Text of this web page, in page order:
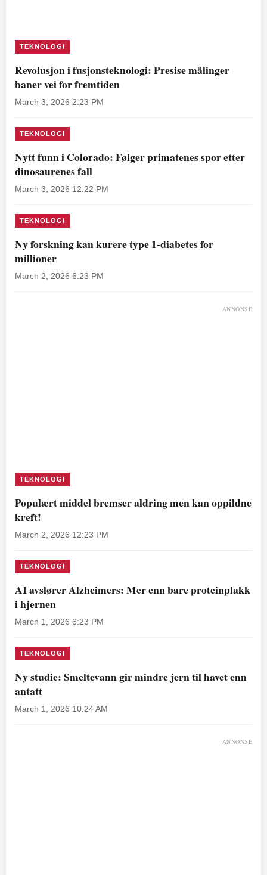
TEKNOLOGI
Revolusjon i fusjonsteknologi: Presise målinger
baner vei for fremtiden
March 3, 2026 2:23 PM
TEKNOLOGI
Nytt funn i Colorado: Følger primatenes spor etter
dinosaurenes fall
March 3, 2026 12:22 PM
TEKNOLOGI
Ny forskning kan kurere type 1-diabetes for
millioner
March 2, 2026 6:23 PM
ANNONSE
TEKNOLOGI
Populært middel bremser aldring men kan oppildne
kreft!
March 2, 2026 12:23 PM
TEKNOLOGI
AI avslører Alzheimers: Mer enn bare proteinplakk
i hjernen
March 1, 2026 6:23 PM
TEKNOLOGI
Ny studie: Smeltevann gir mindre jern til havet enn
antatt
March 1, 2026 10:24 AM
ANNONSE